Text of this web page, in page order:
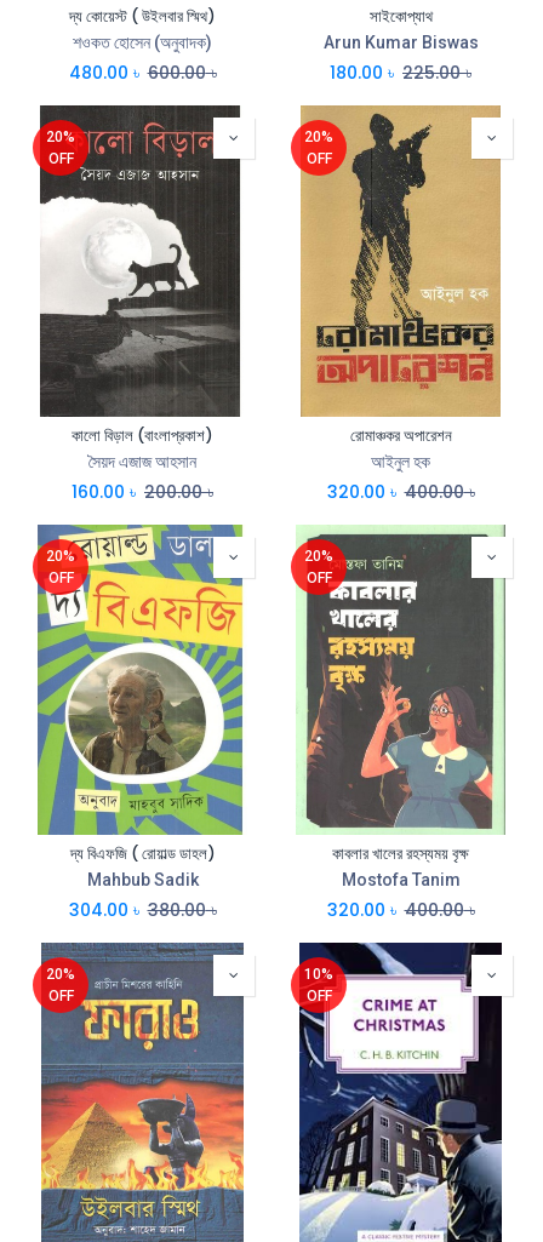
দ্য কোয়েস্ট ( উইলবার স্মিথ)
শওকত হোসেন (অনুবাদক)
480.00 ৳ 600.00৳
সাইকোপ্যাথ
Arun Kumar Biswas
180.00 ৳ 225.00৳
20%
OFF
কালো বিড়াল (বাংলাপ্রকাশ)
সৈয়দ এজাজ আহসান
160.00 ৳ 200.00৳
20%
OFF
রোমাঞ্চকর অপারেশন
আইনুল হক
320.00 ৳ 400.00৳
20%
OFF
দ্য বিএফজি ( রোয়াল্ড ডাহল)
Mahbub Sadik
304.00 ৳ 380.00৳
20%
OFF
কাবলার খালের রহস্যময় বৃক্ষ
Mostofa Tanim
320.00 ৳ 400.00৳
20%
OFF
10%
OFF